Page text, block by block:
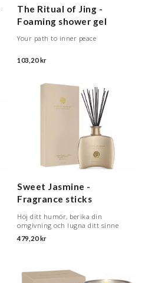
The Ritual of Jing -
Foaming shower gel
Your path to inner peace
103,20 kr
Sweet Jasmine -
Fragrance sticks
Höj ditt humör, berika din
omgivning och lugna ditt sinne
479,20 kr